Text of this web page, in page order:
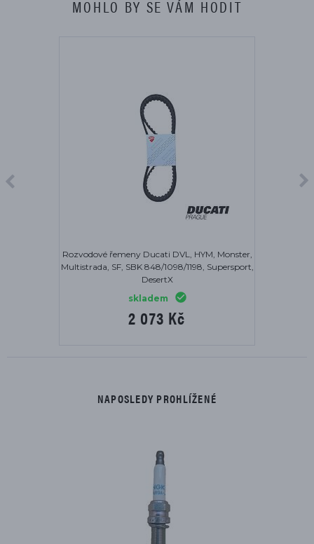
MOHLO BY SE VÁM HODIT
Rozvodové řemeny Ducati DVL, HYM, Monster,
Multistrada, SF, SBK 848/1098/1198, Supersport,
DesertX
skladem
2 073 Kč
NAPOSLEDY PROHLÍŽENÉ